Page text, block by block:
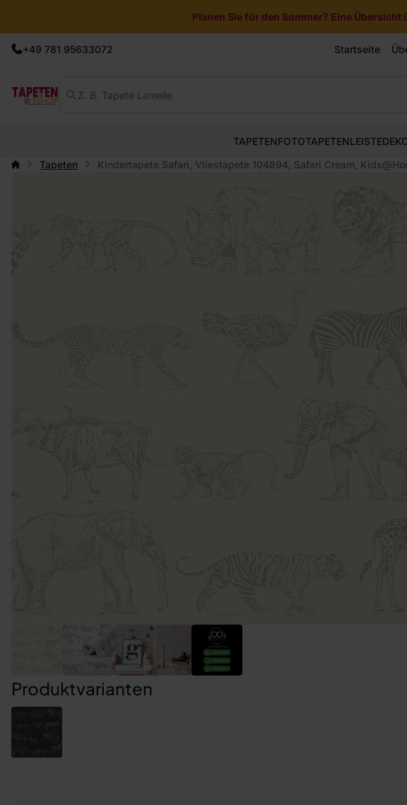
Planen Sie für den Sommer? Eine
+49 781 95633072 Startseite
TAPETENFOTOTAPETENLEISTE
Tapeten
Kindertapete Safari, Vliestapete 104894, Safari Cream,
Produktvarianten